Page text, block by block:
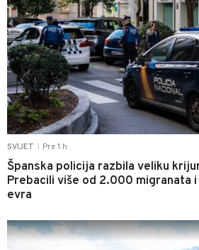
SVIJET Pre 1 h
Španska policija razbila veliku
Prebacili više od 2.000 migranata
evra